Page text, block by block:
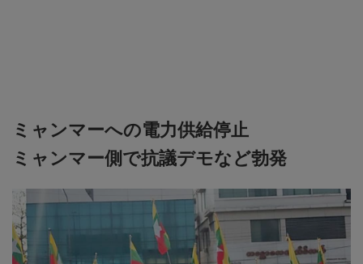
ミャンマーへの電力供給停止
ミャンマー側で抗議デモなど勃発